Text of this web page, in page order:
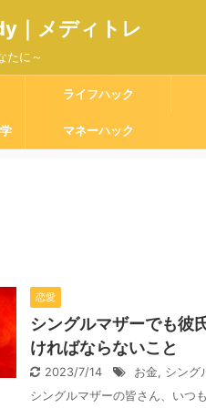
｜メディトレ
たに～
ライフハック
マネーハック
恋愛
シングルマザーでも彼
ければならないこと
2023/7/14 お金, シング
シングルマザーの皆さん、いつ